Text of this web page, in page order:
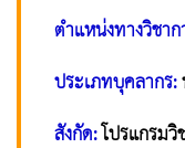
ตำแหน่งทางวิชาก
ประเภทบุคลากร:
สังกัด:โปรแกรม